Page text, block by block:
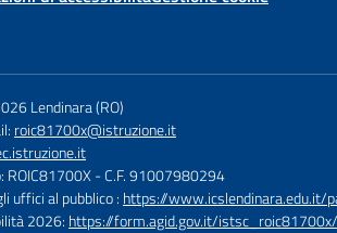
Lendinara (RO)
roic81700x@istruzione.it
ROIC81700X- C.F. 91007980294
uffici al pubblico : https://www.icslendinara.edu.it/
2026: https://form.agid.gov.it/